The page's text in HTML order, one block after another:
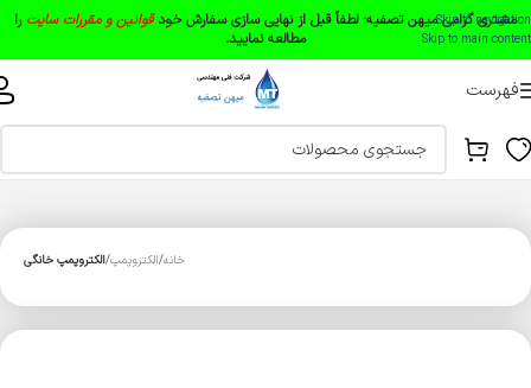
Skip to navigation
Skip to main content
مشتری گرامی میهن تصفیه: لطفاً قبل از نهایی سازی سفارش خودقوانین و مقررات سایت را
مطالعه نمایید.
فهرست
خانه الکتروپمپ الکتروپمپ خانگی